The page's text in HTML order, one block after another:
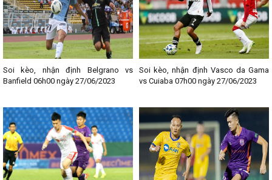
Soi kèo, nhận định Belgrano vs
Banfield 06h00 ngày 27/06/2023
Soi kèo, nhận định Vasco da Gama
vs Cuiaba 07h00 ngày 27/06/2023